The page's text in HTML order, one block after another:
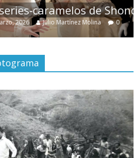
de Shondaland
Martínez Molina 0